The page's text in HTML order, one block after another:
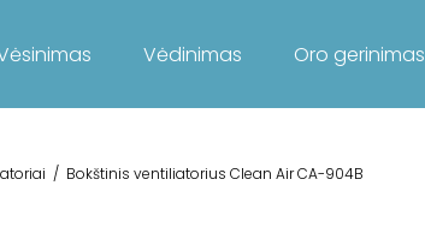
Vėdinimas Oro gerinimas
/ Bokštinis ventiliatorius Clean Air CA-904B